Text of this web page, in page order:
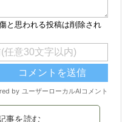
事を読む